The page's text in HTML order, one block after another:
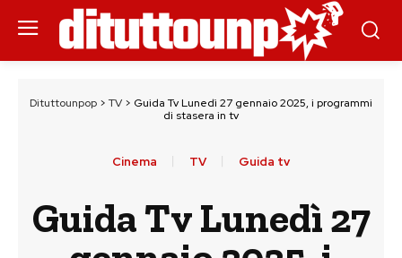
Dituttounpop > TV > Guida Tv Lunedì 27 gennaio 2025, i programmi
di stasera in tv
Cinema TV Guida tv
Guida Tv Lunedì 27